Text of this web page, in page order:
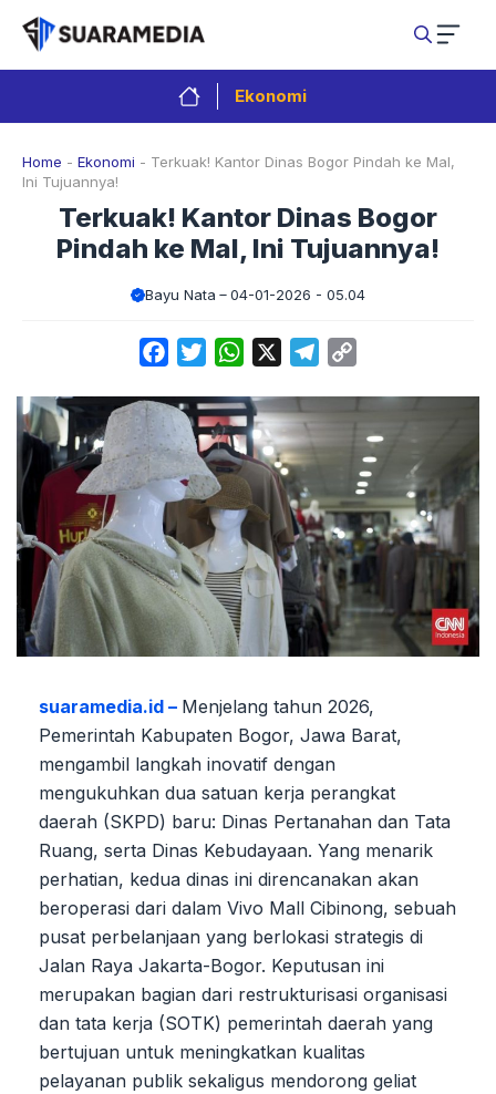
Langsung
isi
Ekonomi
Home - Ekonomi - Terkuak! Kantor Dinas Bogor Pindah ke Mal,
Ini Tujuannya!
Terkuak! Kantor Dinas Bogor
Pindah ke Mal, Ini Tujuannya!
Bayu Nata 04-01-2026 - 05.04
FacebookTwitterWhatsApp Telegram
suaramedia.id – Menjelang tahun 2026,
Pemerintah Kabupaten Bogor, Jawa Barat,
mengambil langkah inovatif dengan
mengukuhkan dua satuan kerja perangkat
daerah (SKPD) baru: Dinas Pertanahan dan Tata
Ruang, serta Dinas Kebudayaan. Yang menarik
perhatian, kedua dinas ini direncanakan akan
beroperasi dari dalam Vivo Mall Cibinong, sebuah
pusat perbelanjaan yang berlokasi strategis di
Jalan Raya Jakarta-Bogor. Keputusan ini
merupakan bagian dari restrukturisasi organisasi
dan tata kerja (SOTK) pemerintah daerah yang
bertujuan untuk meningkatkan kualitas
pelayanan publik sekaligus mendorong geliat